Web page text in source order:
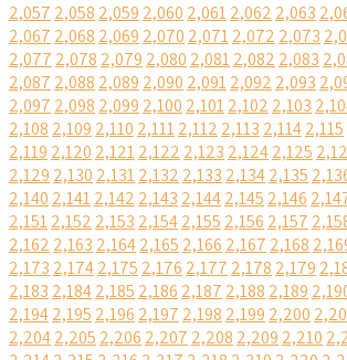
2,057 2,058 2,059 2,060 2,0612,062 2,063
2,067 2,068 2,069 2,070 2,0712,072 2,073
2,077 2,078 2,079 2,080 2,0812,082 2,083
2,087 2,088 2,089 2,090 2,0912,092 2,093
2,097 2,098 2,099 2,100 2,1012,102 2,103
2,108 2,109 2,110 2,1112,112 2,113 2,1142,115
2,119 2,120 2,1212,122 2,123 2,1242,125
2,129 2,130 2,1312,132 2,133 2,1342,135
2,140 2,1412,142 2,143 2,1442,145 2,146
2,1512,152 2,153 2,1542,155 2,156 2,157
2,162 2,163 2,1642,165 2,166 2,167 2,168
2,173 2,1742,175 2,176 2,177 2,178 2,179
2,183 2,1842,185 2,186 2,187 2,188 2,189
2,1942,195 2,196 2,197 2,198 2,199 2,200
2,2042,205 2,206 2,207 2,208 2,209 2,210